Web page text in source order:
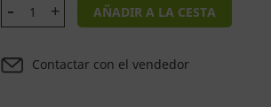
AÑADIR A LA CESTA
Contactar con el vendedor